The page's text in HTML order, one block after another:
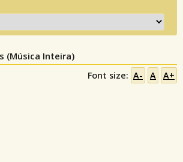
(Música Inteira)
Font size: A- A A+